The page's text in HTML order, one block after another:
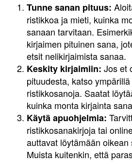
Tunne sanan pituus:
ristikkoa ja mieti, kuinka
sanaan tarvitaan.
kirjaimen pituinen sana,
etsit nelikirjaimista sanaa.
Keskity kirjaimiin: Jos et
pituudesta, katso
ristikkosanoja. Saatat
kuinka monta kirjainta
Käytä apuohjelmia:
ristikkosanakirjoja tai
auttavat löytämään oikean
Muista kuitenkin, että